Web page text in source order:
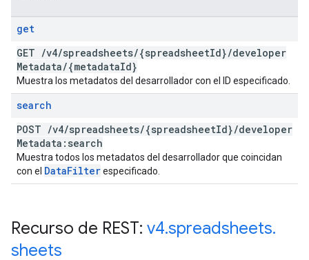
get
GET /v4/spreadsheets/{spreadsheetId}/developer
Metadata/{metadataId}
Muestra los metadatos del desarrollador con el ID especificado.
search
POST /v4/spreadsheets/{spreadsheetId}/developer
Metadata:search
Muestra todos los metadatos del desarrollador que coincidan
con el DataFilterespecificado.
Recurso de REST: v4.spreadsheets.
sheets